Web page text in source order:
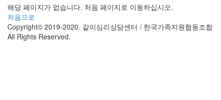
해당 페이지가 없습니다. 처음 페이지로 이동하십시오.
처음으로
Copyright© 2019-2020. 같이심리상담센터 / 한국가족지원협동조합
All Rights Reserved.